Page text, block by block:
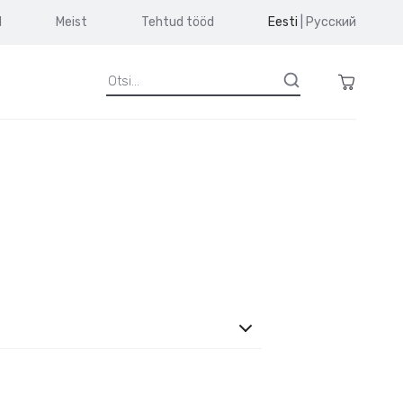
Meist Tehtud tööd Eesti Русский